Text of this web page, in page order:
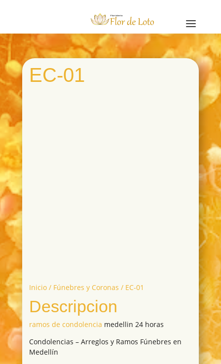
a
EC-01
Inicio/ Fúnebres y Coronas / EC-01
Descripcion
ramos de condolencia medellin 24 horas
Condolencias – Arreglos y Ramos Fúnebres en
Medellín